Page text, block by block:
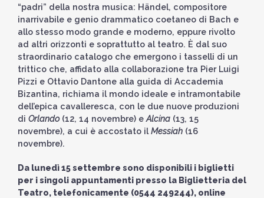
“padri” della nostra musica: Händel, compositore
inarrivabile e genio drammatico coetaneo di Bach e
allo stesso modo grande e moderno, eppure rivolto
ad altri orizzonti e soprattutto al teatro. È dal suo
straordinario catalogo che emergono i tasselli di un
trittico che, affidato alla collaborazione tra Pier Luigi
Pizzi e Ottavio Dantone alla guida di Accademia
Bizantina, richiama il mondo ideale e intramontabile
dell’epica cavalleresca, con le due nuove produzioni
di Orlando(12, 14 novembre) e Alcina (13, 15
novembre), a cui è accostato ilMessiah (16
novembre).
Da lunedì 15 settembre sono disponibili i biglietti
per i singoli appuntamenti presso la Biglietteria del
Teatro, telefonicamente (0544 249244), online